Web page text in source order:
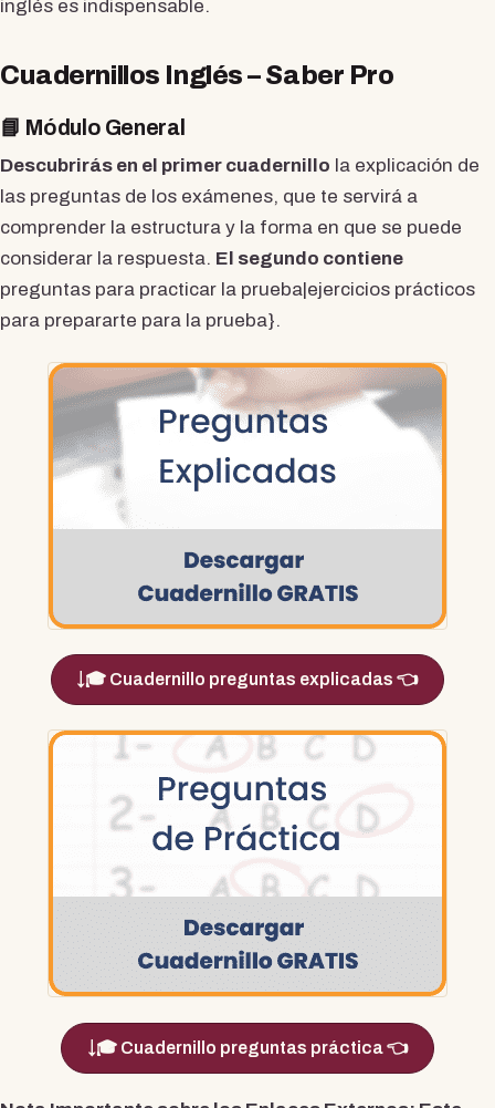
inglés es indispensable.
Cuadernillos Inglés – Saber Pro
📘 Módulo General
Descubrirás en el primer cuadernillo la explicación de
las preguntas de los exámenes, que te servirá a
comprender la estructura y la forma en que se puede
considerar la respuesta. El segundo contiene
preguntas para practicar la prueba|ejercicios prácticos
para prepararte para la prueba}.
🎓 Cuadernillo preguntas explicadas 👈
🎓 Cuadernillo preguntas práctica 👈